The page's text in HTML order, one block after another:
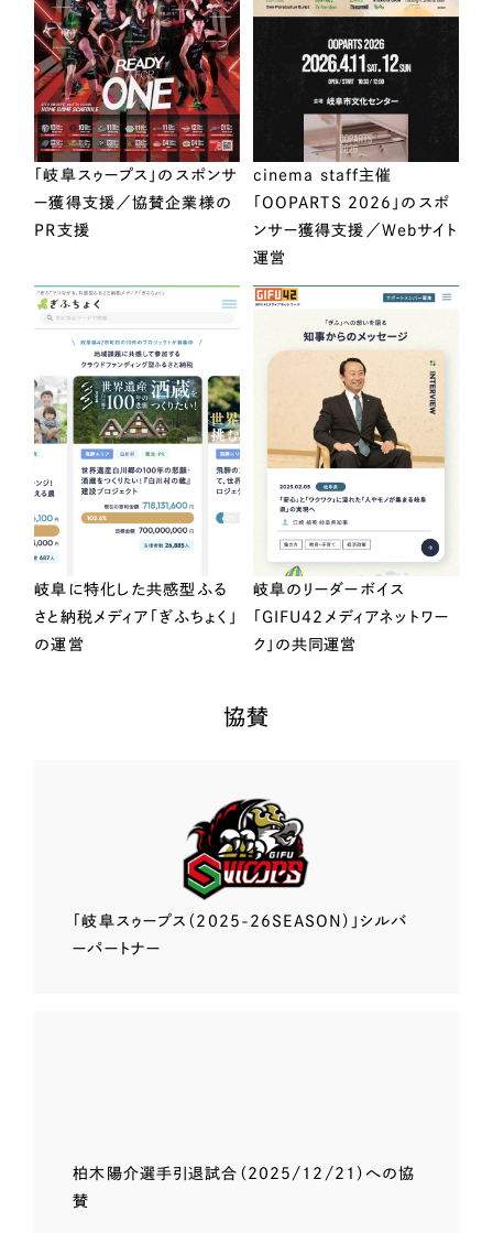
「岐阜スゥープス」のスポンサ
ー獲得支援／協賛企業様の
PR支援
cinema staff主催
「OOPARTS 2026」のスポ
ンサー獲得支援／Webサイト
運営
岐阜に特化した共感型ふる
さと納税メディア「ぎふちょく」
の運営
岐阜のリーダーボイス
「GIFU42メディアネットワー
ク」の共同運営
協賛
「岐阜スゥープス （2025-26SEASON）」 シルバ
ーパートナー
柏木陽介選手引退試合（2025/12/21）への協
賛